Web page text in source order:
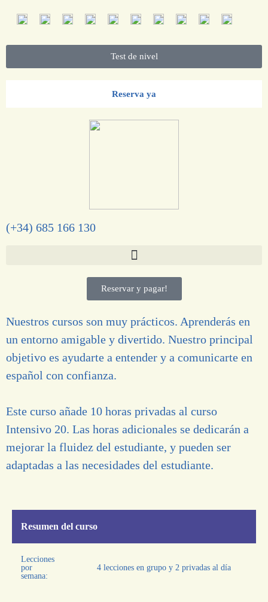
Test de nivel
Reserva ya
(+34) 685 166 130
Reservar y pagar!
Nuestros cursos son muy prácticos. Aprenderás en
un entorno amigable y divertido. Nuestro principal
objetivo es ayudarte a entender y a comunicarte en
español con confianza.
Este curso añade 10 horas privadas al curso
Intensivo 20. Las horas adicionales se dedicarán a
mejorar la fluidez del estudiante, y pueden ser
adaptadas a las necesidades del estudiante.
Resumen del curso
Lecciones
por
semana:
4 lecciones en grupo y 2 privadas al día